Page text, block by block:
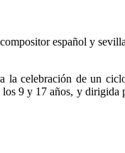
español y
la celebración de un
los 9 y 17 años, y